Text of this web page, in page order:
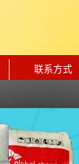
联系方式